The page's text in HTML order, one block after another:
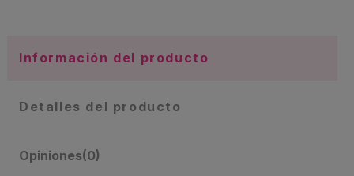
Información del producto
Detalles del producto
Opiniones(0)